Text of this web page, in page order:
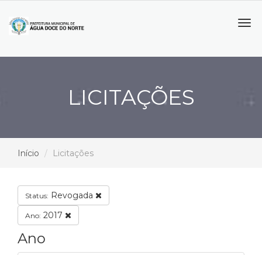
LICITAÇÕES
Início Licitações
Status: Revogada
Ano: 2017
Ano